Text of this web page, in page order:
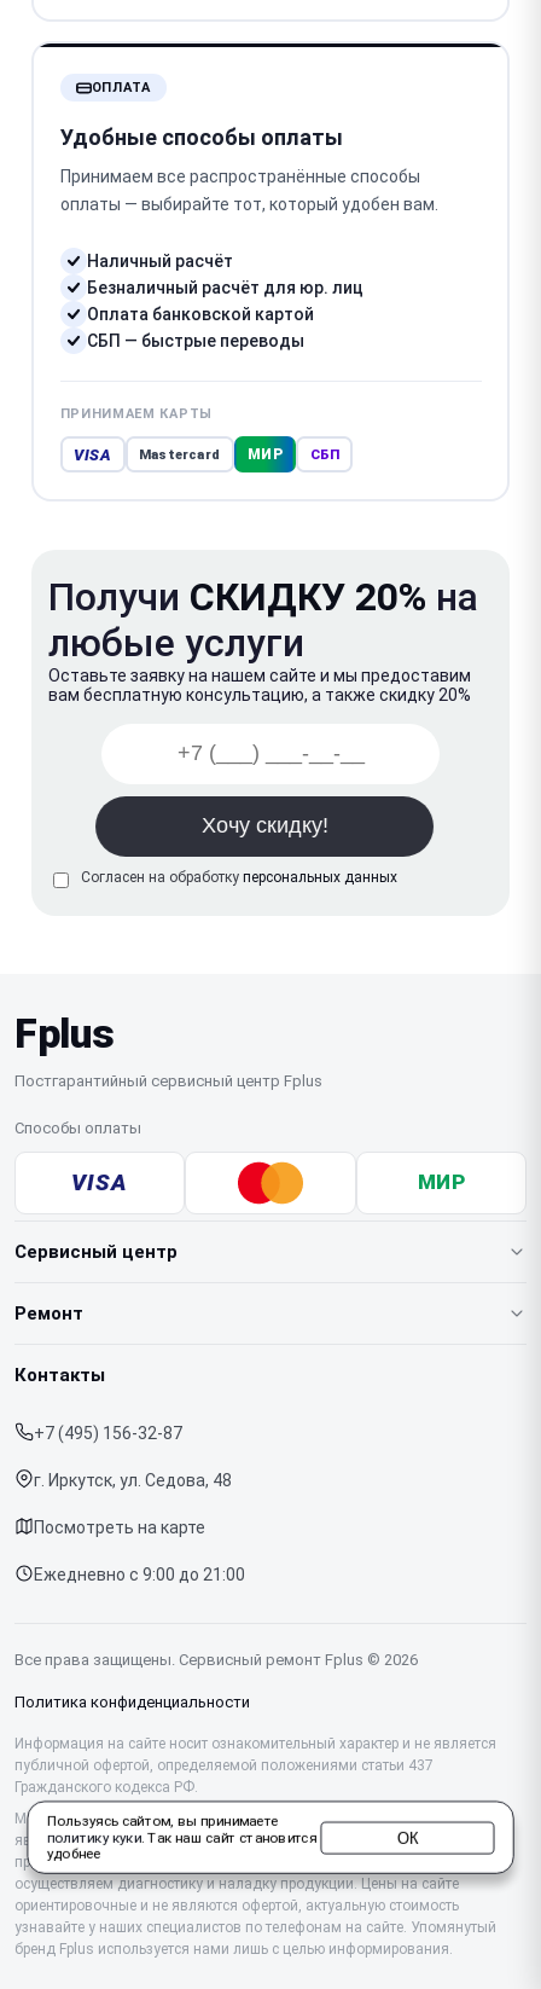
ОПЛАТА
Удобные способы оплаты
Принимаем все распространённые способы
оплаты — выбирайте тот, который удобен вам.
Наличный расчёт
Безналичный расчёт для юр. лиц
Оплата банковской картой
СБП — быстрые переводы
ПРИНИМАЕМ КАРТЫ
VISA Mastercard МИР СБП
Получи СКИДКУ 20% на
любые услуги
Оставьте заявку на нашем сайте и мы предоставим
вам бесплатную консультацию, а также скидку 20%
Согласен на обработку персональных данных
Fplus
Постгарантийный сервисный центр Fplus
Способы оплаты
VISA МИР
Сервисный центр
О нашем сервисе
Срочный ремонт
Доставка и способы оплаты
Диагностика
Контакты
Ремонт
Ноутбуков
Контакты
+7 (495) 156-32-87
г. Иркутск, ул. Седова, 48
Посмотреть на карте
Ежедневно с 9:00 до 21:00
Все права защищены. Сервисный ремонт Fplus © 2026
Политика конфиденциальности
Информация на сайте носит ознакомительный характер и не является
публичной офертой, определяемой положениями статьи 437
Гражданского кодекса РФ.
Мы специализируемся на обслуживании и ремонте техники Fplus, но не
являемся их официальным представителем. Предоставляем
профессиональные услуги после истечения гарантии, а также
осуществляем диагностику и наладку продукции. Цены на сайте
ориентировочные и не являются офертой, актуальную стоимость
узнавайте у наших специалистов по телефонам на сайте. Упомянутый
бренд Fplus используется нами лишь с целью информирования.
Пользуясь сайтом, вы принимаете
политику куки. Так наш сайт становится
удобнее
ОК